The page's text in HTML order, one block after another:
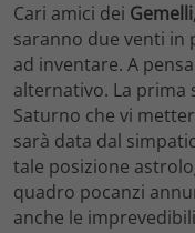
Cari amici dei Gemelli
saranno due venti in
ad inventare. A
alternativo. La prima
Saturno che vi
sarà data dal
tale posizione
quadro pocanzi
anche le